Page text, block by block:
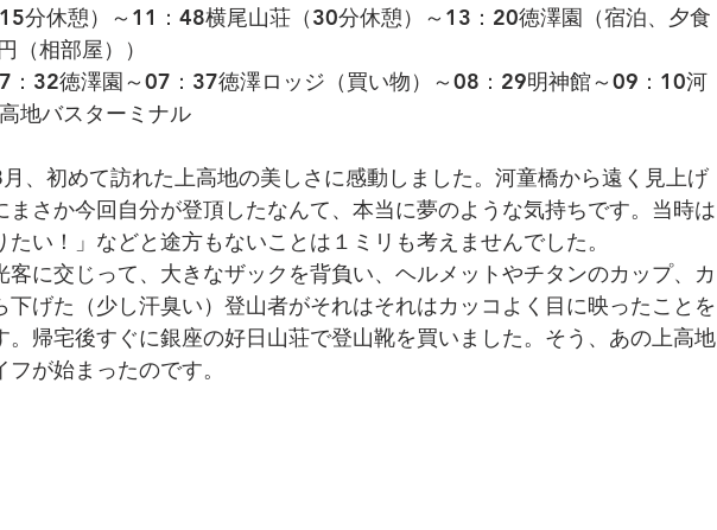
分休憩）～11：48横尾山荘（30分休憩）～13：20徳澤園（宿泊、夕食
（相部屋））
：32徳澤園～07：37徳澤ロッジ（買い物）～08：29明神館～09：10河
地バスターミナル
、初めて訪れた上高地の美しさに感動しました。河童橋から遠く見上げ
まさか今回自分が登頂したなんて、本当に夢のような気持ちです。当時は
たい！」などと途方もないことは１ミリも考えませんでした。
客に交じって、大きなザックを背負い、ヘルメットやチタンのカップ、カ
下げた（少し汗臭い）登山者がそれはそれはカッコよく目に映ったことを
。帰宅後すぐに銀座の好日山荘で登山靴を買いました。そう、あの上高地
が始まったのです。